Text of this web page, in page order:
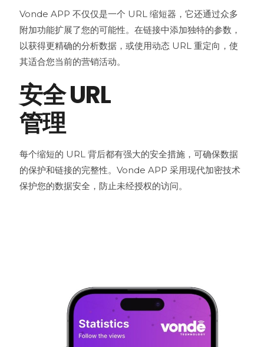
Vonde APP 不仅仅是一个 URL 缩短器，它还通过众多
附加功能扩展了您的可能性。在链接中添加独特的参数，
以获得更精确的分析数据，或使用动态 URL 重定向，使
其适合您当前的营销活动。
安全 URL
管理
每个缩短的 URL 背后都有强大的安全措施，可确保数据
的保护和链接的完整性。Vonde APP 采用现代加密技术
保护您的数据安全，防止未经授权的访问。